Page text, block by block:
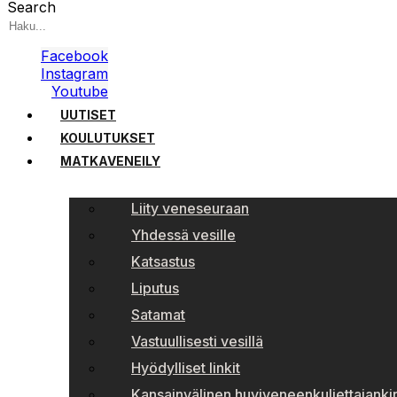
Search
Facebook
Instagram
Youtube
UUTISET
KOULUTUKSET
MATKAVENEILY
Liity veneseuraan
Yhdessä vesille
Katsastus
Liputus
Satamat
Vastuullisesti vesillä
Hyödylliset linkit